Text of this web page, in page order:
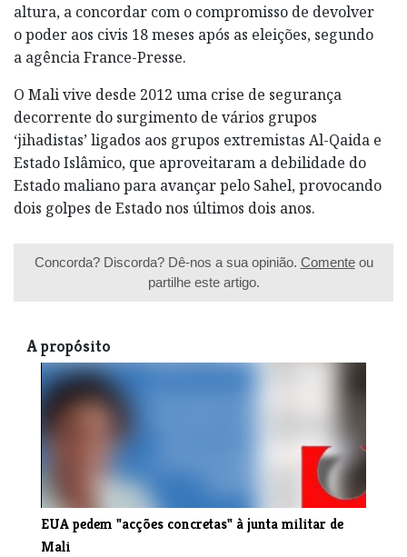
altura, a concordar com o compromisso de devolver
o poder aos civis 18 meses após as eleições, segundo
a agência France-Presse.
O Mali vive desde 2012 uma crise de segurança
decorrente do surgimento de vários grupos
‘jihadistas’ ligados aos grupos extremistas Al-Qaida e
Estado Islâmico, que aproveitaram a debilidade do
Estado maliano para avançar pelo Sahel, provocando
dois golpes de Estado nos últimos dois anos.
Concorda? Discorda? Dê-nos a sua opinião. Comenteou
partilhe este artigo.
A propósito
EUA pedem "acções concretas" à junta militar de
Mali